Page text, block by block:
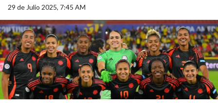
29 de Julio 2025, 7:45 AM